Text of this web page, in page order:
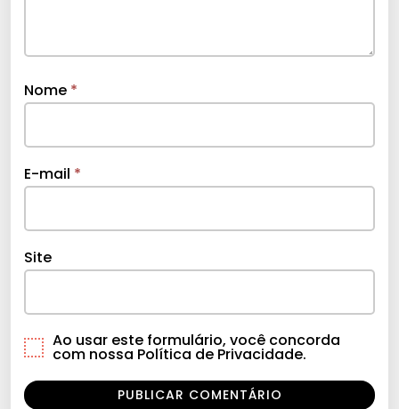
Nome *
E-mail *
Site
Ao usar este formulário, você concorda
com nossa Política de Privacidade.